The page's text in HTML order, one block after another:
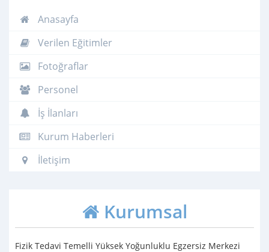
Anasayfa
Verilen Eğitimler
Fotoğraflar
Personel
İş İlanları
Kurum Haberleri
İletişim
Kurumsal
Fizik Tedavi Temelli Yüksek Yoğunluklu Egzersiz Merkezi